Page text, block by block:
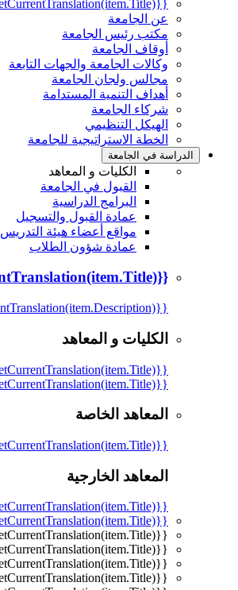
{{mmc.getCurrentTranslation(item.Title)}}
عن الجامعة
مكتب رئيس الجامعة
أوقاف الجامعة
وكالات الجامعة والجهات التابعة
مجالس ولجان الجامعة
أهداف التنمية المستدامة
شركاء الجامعة
الهيكل التنظيمي
الخطة الاستراتيجية للجامعة
الدراسة في الجامعة
الكليات و المعاهد
القبول في الجامعة
البرامج الدراسية
عمادة القبول والتسجيل
مواقع أعضاء هيئة التدريس
عمادة شؤون الطلاب
{{mmc.getCurrentTranslation(item.Title)}}
{{mmc.getCurrentTranslation(item.Description)}}
الكليات و المعاهد
{{mmc.getCurrentTranslation(item.Title)}}
{{mmc.getCurrentTranslation(item.Title)}}
المعاهد الخاصة
{{mmc.getCurrentTranslation(item.Title)}}
المعاهد الخارجية
{{mmc.getCurrentTranslation(item.Title)}}
{{mmc.getCurrentTranslation(item.Title)}}
{{mmc.getCurrentTranslation(item.Title)}}
{{mmc.getCurrentTranslation(item.Title)}}
{{mmc.getCurrentTranslation(item.Title)}}
{{mmc.getCurrentTranslation(item.Title)}}